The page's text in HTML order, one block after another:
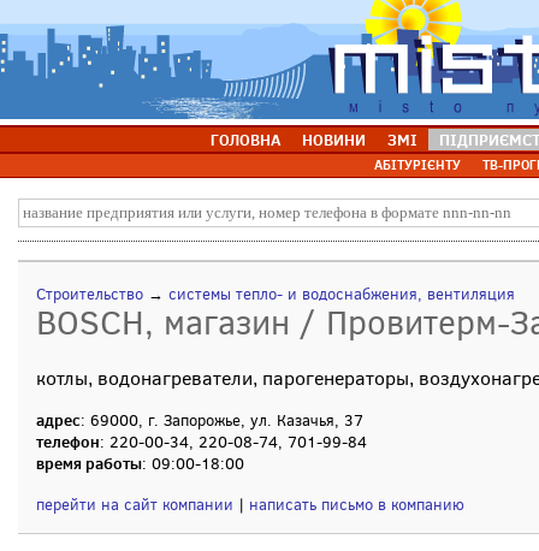
ГОЛОВНА НОВИНИ ЗМІ
АБІТУРІЄНТУ ТВ-
Строительство → системы тепло- и водоснабжения, вентиляция
BOSCH, магазин / Провитерм-
котлы, водонагреватели, парогенераторы,
адрес: 69000, г. Запорожье, ул. Казачья, 37
телефон: 220-00-34, 220-08-74, 701-99-84
время работы: 09:00-18:00
перейти на сайт компании | написать письмо в компанию